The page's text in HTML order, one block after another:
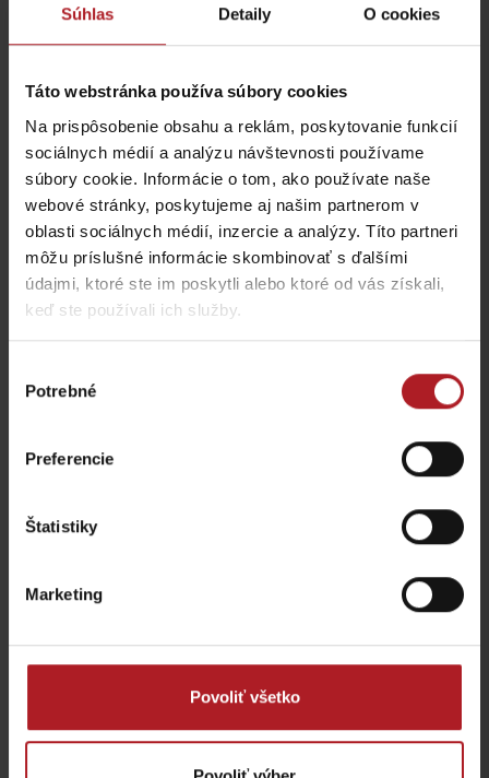
Súhlas Detaily O cookies
Táto webstránka používa súbory cookies
Na prispôsobenie obsahu a reklám, poskytovanie funkcií
sociálnych médií a analýzu návštevnosti používame
súbory cookie. Informácie o tom, ako používate naše
webové stránky, poskytujeme aj našim partnerom v
oblasti sociálnych médií, inzercie a analýzy. Títo partneri
môžu príslušné informácie skombinovať s ďalšími
údajmi, ktoré ste im poskytli alebo ktoré od vás získali,
keď ste používali ich služby.
súhlasu
Potrebné
Preferencie
Štatistiky
Marketing
Povoliť všetko
Pivnica restaurant
Pavčina Lehota
Spoj-Ka bistro
Liptovský Mikuláš
Koliba Tri Studničky u
Tomášovcov
Demänovská Dolina
Demänovská dolina
Reštaurácia Hotel Tri
studničky
Liptovský Mikuláš -
Aktivity a relax v gh blízkosti: